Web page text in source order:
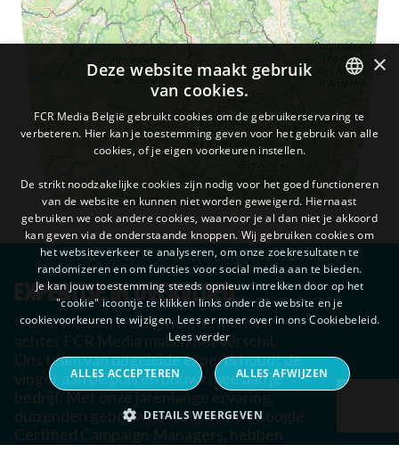
EXPERTISE IN OVERVLOED
Ook al werken we digitaal, de mensen
achter FCR Media maken het verschil.
Ons team van opgeleide experts houdt de
vinger aan de pols en bouwt mee aan je
bedrijf. Met onze jarenlange ervaring,
duizenden gebouwde websites en Google
Certified Campaign Managers, hebben
DUTCH
×
Deze website maakt gebruik
van cookies.
FCR Media België gebruikt cookies om de gebruikerservaring te
verbeteren. Hier kan je toestemming geven voor het gebruik van alle
cookies, of je eigen voorkeuren instellen.
De strikt noodzakelijke cookies zijn nodig voor het goed functioneren
van de website en kunnen niet worden geweigerd. Hiernaast
gebruiken we ook andere cookies, waarvoor je al dan niet je akkoord
kan geven via de onderstaande knoppen. Wij gebruiken cookies om
het websiteverkeer te analyseren, om onze zoekresultaten te
randomizeren en om functies voor social media aan te bieden.
Je kan jouw toestemming steeds opnieuw intrekken door op het
"cookie" icoontje te klikken links onder de website en je
cookievoorkeuren te wijzigen. Lees er meer over in ons Cookiebeleid.
Lees verder
ALLES ACCEPTEREN ALLES AFWIJZEN
DETAILS WEERGEVEN